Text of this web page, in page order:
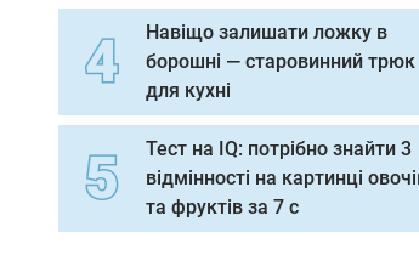
Навіщо залишати ложку в
борошні — старовинний трюк
для кухні
Тест на IQ: потрібно знайти 3
відмінності на картинці
та фруктів за 7 с